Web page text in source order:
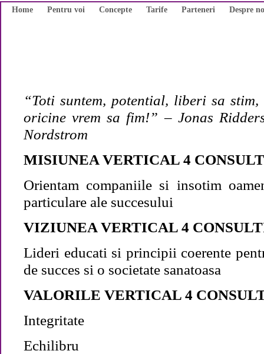
Home Pentru voi Concepte Tarife Parteneri Despre
“Toti suntem, potential, liberi sa
oricine vrem sa fim!” – Jonas
Nordstrom
MISIUNEA VERTICAL 4
Orientam companiile si insotim
particulare ale succesului
VIZIUNEA VERTICAL 4
Lideri educati si principii coerente
de succes si o societate sanatoasa
VALORILE VERTICAL 4
Integritate
Echilibru